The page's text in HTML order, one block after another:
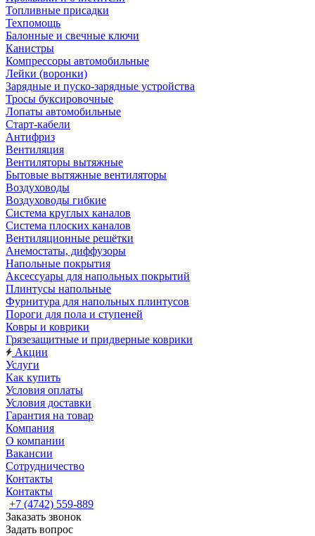
Топливные присадки
Техпомощь
Балонные и свечные ключи
Канистры
Компрессоры автомобильные
Лейки (воронки)
Зарядные и пуско-зарядные устройства
Тросы буксировочные
Лопаты автомобильные
Старт-кабели
Антифриз
Вентиляция
Вентиляторы вытяжные
Бытовые вытяжные вентиляторы
Воздуховоды
Воздуховоды гибкие
Система круглых каналов
Система плоских каналов
Вентиляционные решётки
Анемостаты, диффузоры
Напольные покрытия
Аксессуары для напольных покрытий
Плинтусы напольные
Фурнитура для напольных плинтусов
Пороги для пола и ступеней
Ковры и коврики
Грязезащитные и придверные коврики
Акции
Услуги
Как купить
Условия оплаты
Условия доставки
Гарантия на товар
Компания
О компании
Вакансии
Сотрудничество
Контакты
Контакты
+7 (4742) 559-889
Заказать звонок
Задать вопрос